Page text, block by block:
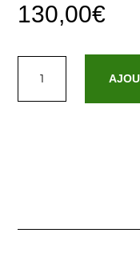
130,00€
Housse
/